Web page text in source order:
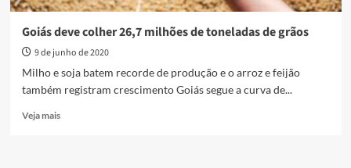
a
Goiás deve colher 26,7 milhões de toneladas de grãos
9 de junho de 2020
Milho e soja batem recorde de produção e o arroz e feijão
também registram crescimento Goiás segue a curva de...
Veja maisRead